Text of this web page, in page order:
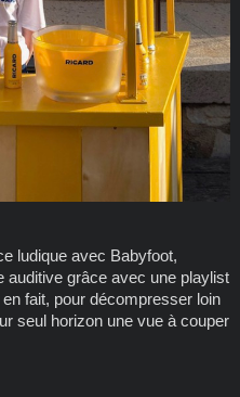
ludique avec Babyfoot,
auditive grâce avec une playlist
fait, pour décompresser loin
seul horizon une vue à couper